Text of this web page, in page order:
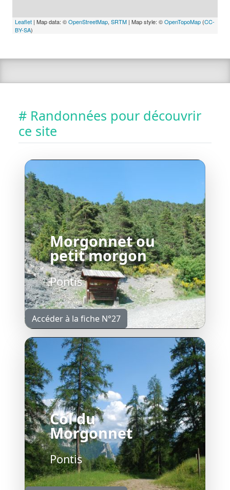
Leaflet | Map data: ©OpenStreetMap, SRTM | Map style: ©OpenTopoMap (CC-
BY-SA)
# Randonnées pour découvrir
ce site
Morgonnet ou
petit morgon
Pontis
Accéder à la fiche N°27
Col du
Morgonnet
Pontis